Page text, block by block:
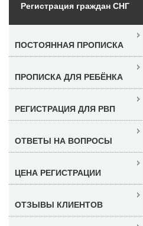
Регистрация граждан СНГ
ПОСТОЯННАЯ ПРОПИСКА
ПРОПИСКА ДЛЯ РЕБЁНКА
РЕГИСТРАЦИЯ ДЛЯ РВП
ОТВЕТЫ НА ВОПРОСЫ
ЦЕНА РЕГИСТРАЦИИ
ОТЗЫВЫ КЛИЕНТОВ